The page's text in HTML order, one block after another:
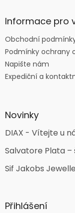
Informace pro
Obchodní
Podmínky ochrany
Napište nám
Expediční a
Novinky
DIAX - Vítejte u
Salvatore Plata
Sif Jakobs
Přihlášení